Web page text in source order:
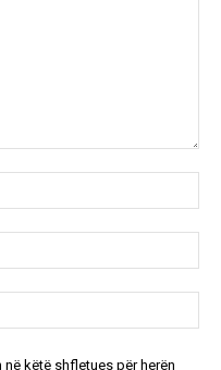
këtë shfletues për herën